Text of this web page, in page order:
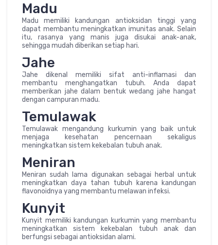
Madu
Madu memiliki kandungan antioksidan tinggi yang
dapat membantu meningkatkan imunitas anak. Selain
itu, rasanya yang manis juga disukai anak-anak,
sehingga mudah diberikan setiap hari.
Jahe
Jahe dikenal memiliki sifat anti-inflamasi dan
membantu menghangatkan tubuh. Anda dapat
memberikan jahe dalam bentuk wedang jahe hangat
dengan campuran madu.
Temulawak
Temulawak mengandung kurkumin yang baik untuk
menjaga kesehatan pencernaan sekaligus
meningkatkan sistem kekebalan tubuh anak.
Meniran
Meniran sudah lama digunakan sebagai herbal untuk
meningkatkan daya tahan tubuh karena kandungan
flavonoidnya yang membantu melawan infeksi.
Kunyit
Kunyit memiliki kandungan kurkumin yang membantu
meningkatkan sistem kekebalan tubuh anak dan
berfungsi sebagai antioksidan alami.